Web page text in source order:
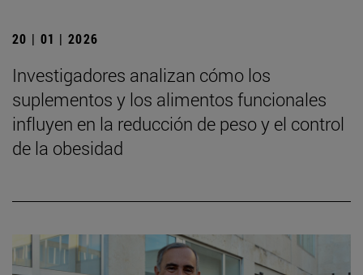
20 | 01 | 2026
Investigadores analizan cómo los
suplementos y los alimentos funcionales
influyen en la reducción de peso y el control
de la obesidad